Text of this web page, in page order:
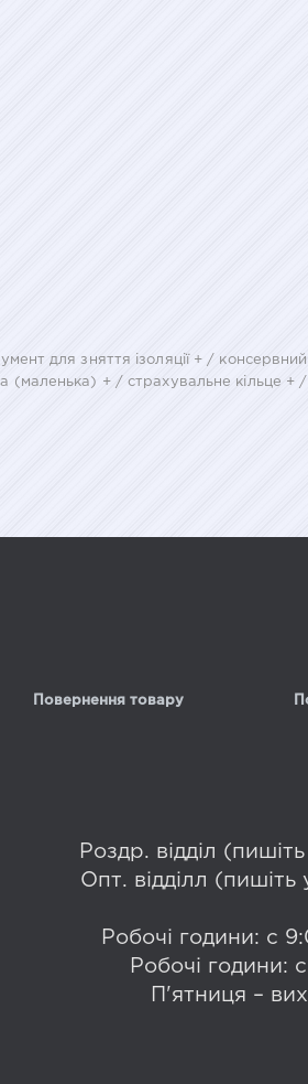
для зняття ізоляції + /
(маленька) + / страхувальне кільце
Повернення товару
Роздр. відділ
Опт. відділл
Робочі години: с
Робочі години:
П'ятниця –